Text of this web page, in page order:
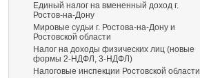
Единый налог на вмененный доход г.
Ростов-на-Дону
Мировые судьи г. Ростова-на-Дону и
Ростовской области
Налог на доходы физических лиц (новые
формы 2-НДФЛ, 3-НДФЛ)
Налоговые инспекции Ростовской области